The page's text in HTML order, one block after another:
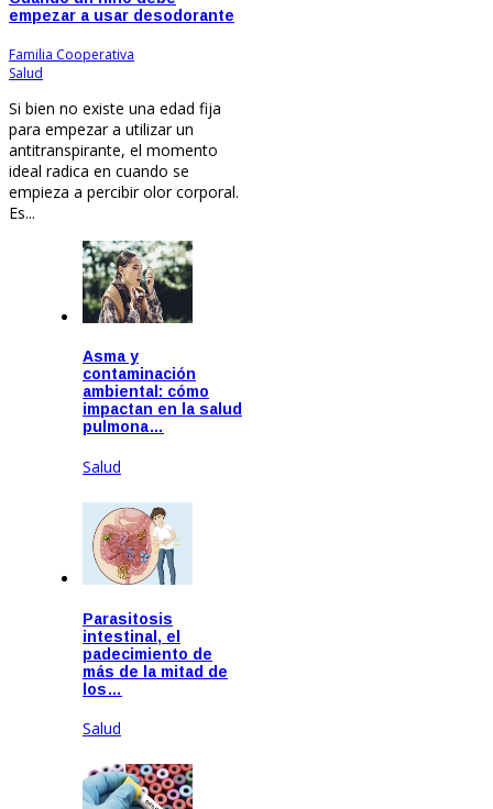
empezar a usar desodorante
Familia Cooperativa
Salud
Si bien no existe una edad fija
para empezar a utilizar un
antitranspirante, el momento
ideal radica en cuando se
empieza a percibir olor corporal.
Es...
Asma y
contaminación
ambiental: cómo
impactan en la salud
pulmona…
Salud
Parasitosis
intestinal, el
padecimiento de
más de la mitad de
los…
Salud